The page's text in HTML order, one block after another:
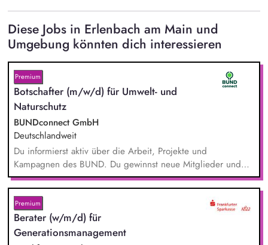
Diese Jobs in Erlenbach am Main und
Umgebung könnten dich interessieren
Premium
Botschafter (m/w/d) für Umwelt- und
Naturschutz
BUNDconnect GmbH
Deutschlandweit
Du informierst aktiv über die Arbeit, Projekte und
Kampagnen des BUND. Du gewinnst neue Mitglieder und
stärkst damit langfristig den Umwelt- und Naturschutz. Du
beantwortest Fragen zu Umwelt-, Arten- und Klimaschutz nach
bestem Wissen und Gewissen. Du unterstützt Kampagnen
und Aktionen, beispielsweise durch das Sammeln von
Unterschriften für Petitionen.
Premium
Berater (w/m/d) für
Generationsmanagement